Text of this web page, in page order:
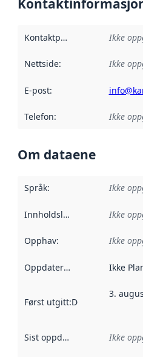
Kontaktpunkt Ikke
Nettside: Ikke
E-post:
Telefon: Ikke
Om dataene
Språk: Ikke
Innholdsleverandører :
Ikke
Opphav: Ikke
Oppdateringsfrekvens :
Ikke
Først utgitt:Denne datoen
3.
Sist oppdatert Ikke